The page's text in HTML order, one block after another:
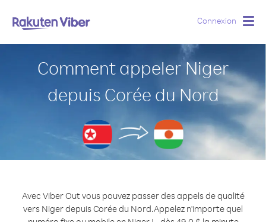
Connexion
Comment appeler Niger
depuis Corée du Nord
Avec Viber Out vous pouvez passer des appels de qualité
vers Niger depuis Corée du Nord.Appelez n'importe quel